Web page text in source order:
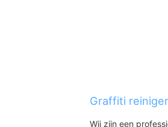
Graffiti
Wij zijn een